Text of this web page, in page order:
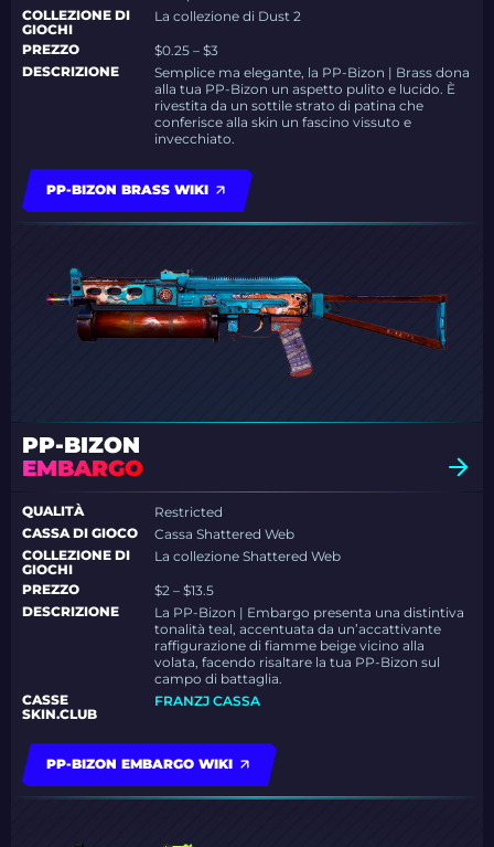
COLLEZIONE DI
GIOCHI
La collezione di Dust 2
PREZZO
$0.25 – $3
DESCRIZIONE
Semplice ma elegante, la PP-Bizon | Brass dona
alla tua PP-Bizon un aspetto pulito e lucido. È
rivestita da un sottile strato di patina che
conferisce alla skin un fascino vissuto e
invecchiato.
PP-BIZON BRASS WIKI
PP-BIZON
EMBARGO
QUALITÀ
Restricted
CASSA DI GIOCO
Cassa Shattered Web
COLLEZIONE DI
GIOCHI
La collezione Shattered Web
PREZZO
$2 – $13.5
DESCRIZIONE
La PP-Bizon | Embargo presenta una distintiva
tonalità teal, accentuata da un’accattivante
raffigurazione di fiamme beige vicino alla
volata, facendo risaltare la tua PP-Bizon sul
campo di battaglia.
CASSE
SKIN.CLUB
FRANZJ CASSA
PP-BIZON EMBARGO WIKI